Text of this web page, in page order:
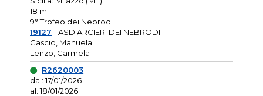
18 m
9° Trofeo dei Nebrodi
19127 - ASD ARCIERI DEI NEBRODI
Cascio, Manuela
Lenzo, Carmela
R2620003
dal: 17/01/2026
al: 18/01/2026